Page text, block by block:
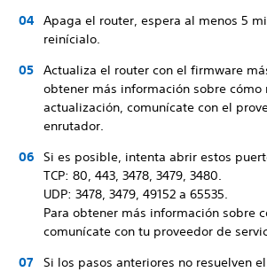
Apaga el router, espera al menos 5
reinícialo.
Actualiza el router con el firmware
obtener más información sobre cómo
actualización, comunícate con el
enrutador.
Si es posible, intenta abrir estos
TCP: 80, 443, 3478, 3479, 3480.
UDP: 3478, 3479, 49152 a 65535.
Para obtener más información sobre
comunícate con tu proveedor de
Si los pasos anteriores no resuelven